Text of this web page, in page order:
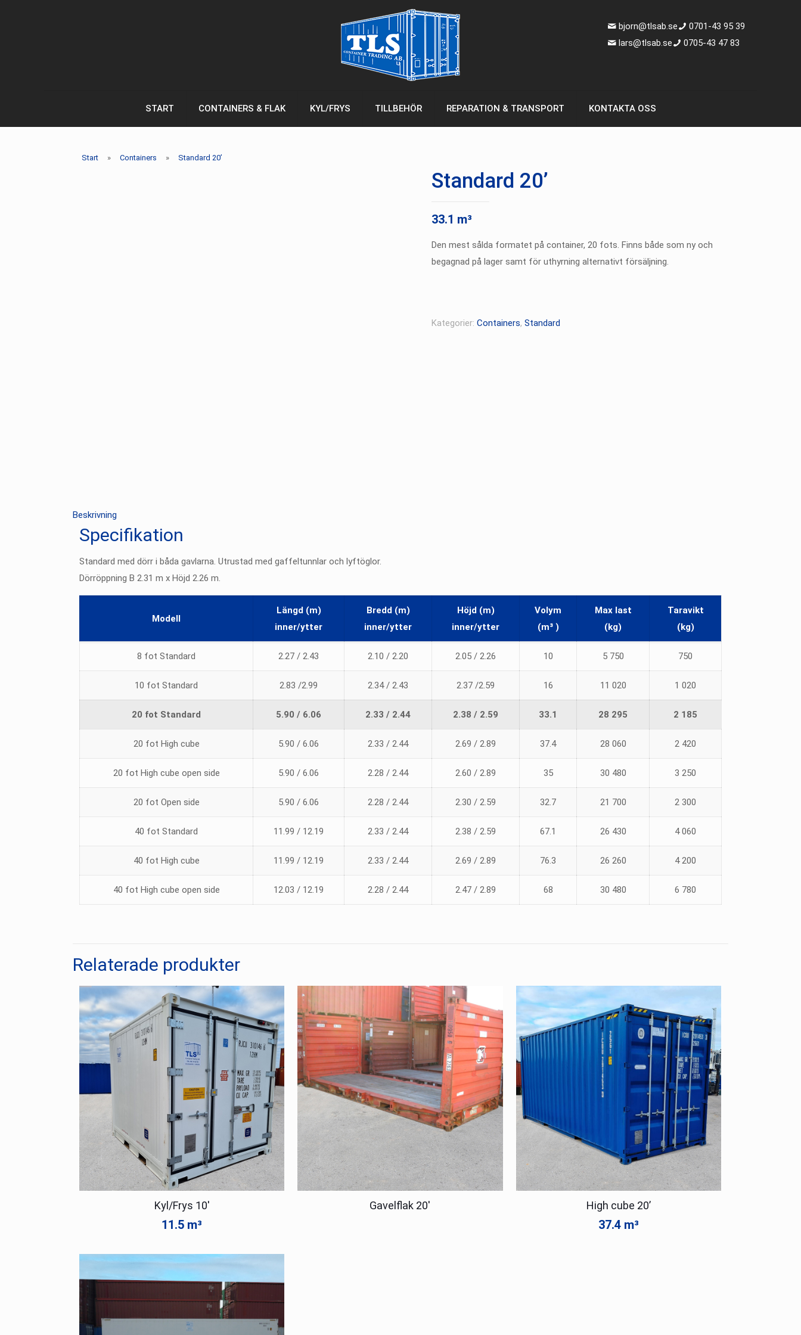
bjorn@tlsab.se
0701-43 95 39
lars@tlsab.se
0705-43 47 83
START CONTAINERS & FLAK KYL/FRYS TILLBEHÖR REPARATION & TRANSPORT KONTAKTA OSS
Start » Containers » Standard 20’
Standard 20’
33.1 m³
Den mest sålda formatet på container, 20 fots. Finns både som ny och
begagnad på lager samt för uthyrning alternativt försäljning.
Kategorier: Containers, Standard
Beskrivning
Specifikation
Standard med dörr i båda gavlarna. Utrustad med gaffeltunnlar och lyftöglor.
Dörröppning B 2.31 m x Höjd 2.26 m.
Modell
Längd (m)
inner/ytter
Bredd (m)
inner/ytter
Höjd (m)
inner/ytter
Volym
(m³ )
Max last
(kg)
Taravikt
(kg)
8 fot Standard 2.27 / 2.43 2.10 / 2.20 2.05 / 2.26 10 5 750 750
10 fot Standard 2.83 /2.99 2.34 / 2.43 2.37 /2.59 16 11 020 1 020
20 fot Standard 5.90 / 6.06 2.33 / 2.44 2.38 / 2.59 33.1 28 295 2 185
20 fot High cube 5.90 / 6.06 2.33 / 2.44 2.69 / 2.89 37.4 28 060 2 420
20 fot High cube open side 5.90 / 6.06 2.28 / 2.44 2.60 / 2.89 35 30 480 3 250
20 fot Open side 5.90 / 6.06 2.28 / 2.44 2.30 / 2.59 32.7 21 700 2 300
40 fot Standard 11.99 / 12.19 2.33 / 2.44 2.38 / 2.59 67.1 26 430 4 060
40 fot High cube 11.99 / 12.19 2.33 / 2.44 2.69 / 2.89 76.3 26 260 4 200
40 fot High cube open side 12.03 / 12.19 2.28 / 2.44 2.47 / 2.89 68 30 480 6 780
Relaterade produkter
Kyl/Frys 10′
11.5 m³
Gavelflak 20′ High cube 20’
37.4 m³